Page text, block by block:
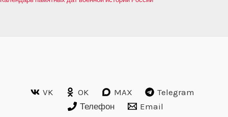
VK OK MAX
Telegram
Телефон
Email